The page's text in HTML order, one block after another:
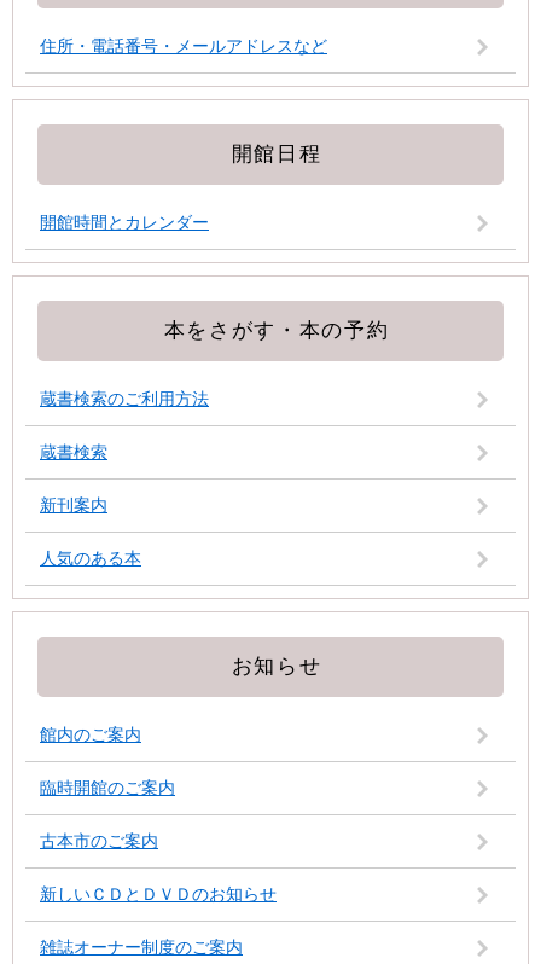
住所・電話番号・メールアドレスなど
開館日程
開館時間とカレンダー
本をさがす・本の予約
蔵書検索のご利用方法
蔵書検索
新刊案内
人気のある本
お知らせ
館内のご案内
臨時開館のご案内
古本市のご案内
新しいＣＤとＤＶＤのお知らせ
雑誌オーナー制度のご案内